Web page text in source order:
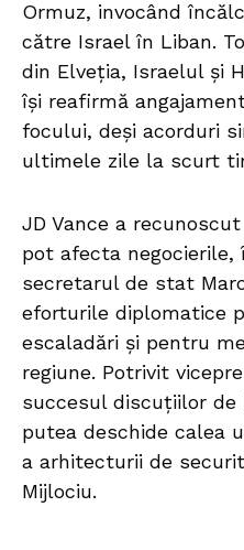
Ormuz, invocând
către Israel în Liban.
din Elveția, Israelul și
își reafirmă
focului, deși acorduri
ultimele zile la scurt
JD Vance a
pot afecta
secretarul de stat
eforturile diplomatice
escaladări și pentru
regiune. Potrivit
succesul discuțiilor de
putea deschide calea
a arhitecturii de
Mijlociu.